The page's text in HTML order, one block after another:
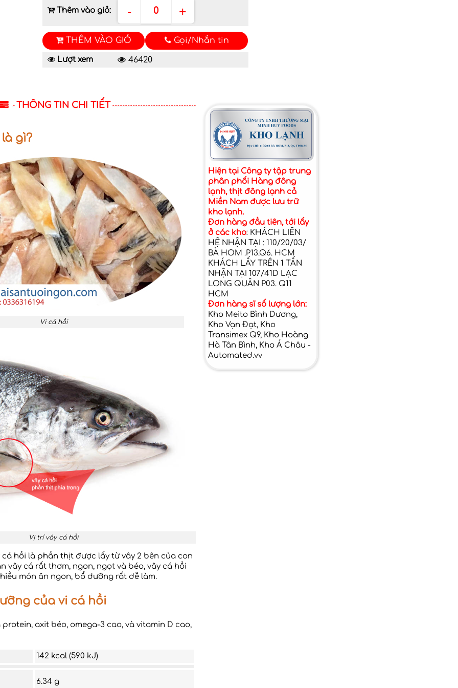
Thêm vào giỏ: - 0 +
THÊM VÀO GIỎ Gọi/Nhắn tin
Lượt xem 46420
THÔNG TIN CHI TIẾT
là gì?
Vi cá hồi
Vị trí vây cá hồi
cá hồi là phần thịt được lấy từ vây 2 bên của con
vây cá rất thơm, ngon, ngọt và béo, vây cá hồi
món ăn ngon, bổ dưỡng rất dễ làm.
của vi cá hồi
axit béo, omega-3 cao, và vitamin D cao,
142 kcal (590 kJ)
6.34 g
Hiện tại Công ty tập trung
phân phối Hàng đông
lạnh, thịt đông lạnh cả
Miền Nam được lưu trữ
kho lạnh.
Đơn hàng đầu tiên, tới lấy
ở các kho: KHÁCH LIÊN
HỆ NHẬN TẠI : 110/20/03/
BÀ HOM .P13.Q6. HCM
KHÁCH LẤY TRÊN 1 TẤN
NHẬN TẠI 107/41D LẠC
LONG QUÂN P03. Q11
HCM
Đơn hàng sĩ số lượng lớn:
Kho Meito Bình Dương,
Kho Vạn Đạt, Kho
Transimex Q9, Kho Hoàng
Hà Tân Bình, Kho Á Châu -
Automated.vv